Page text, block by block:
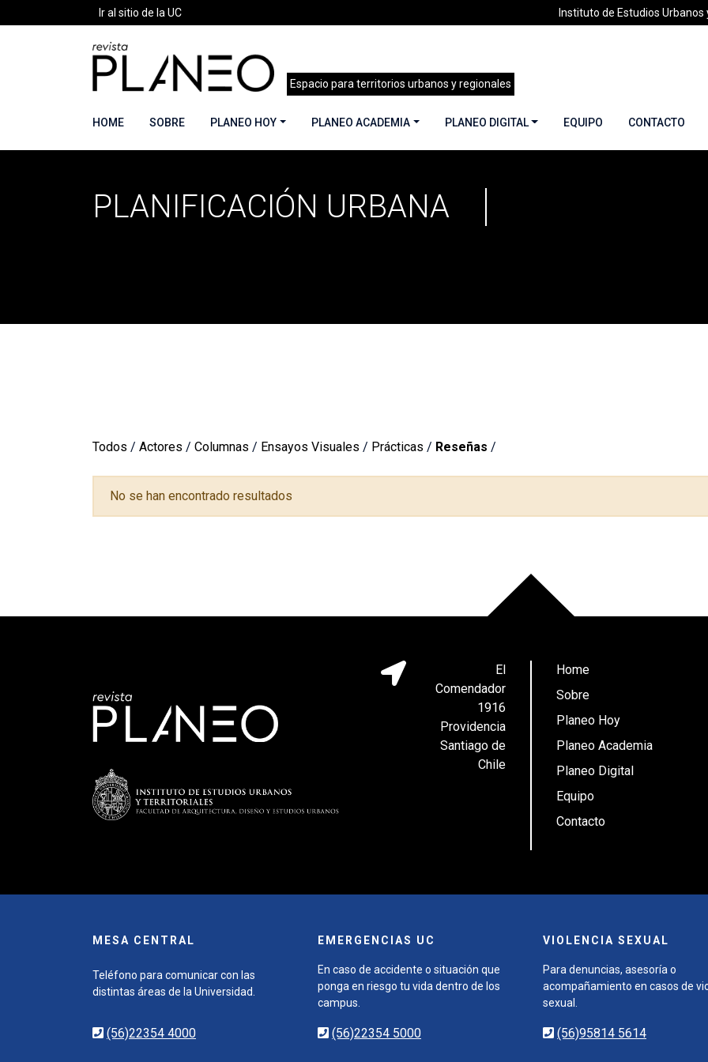
Ir al sitio de la UC Instituto de Estudios Urbanos
Espacio para territorios urbanos y regionales
HOME SOBRE PLANEO HOY PLANEO ACADEMIA PLANEO DIGITAL EQUIPO CONTACTO
Portada » Planificación Urbana
PLANIFICACIÓN URBANA
Todos / Actores / Columnas / Ensayos Visuales / Prácticas / Reseñas /
No se han encontrado resultados
El
Comendador
1916
Providencia
Santiago de
Chile
Home
Sobre
Planeo Hoy
Planeo Academia
Planeo Digital
Equipo
Contacto
MESA CENTRAL
Teléfono para comunicar con las
distintas áreas de la Universidad.
(56)22354 4000
EMERGENCIAS UC
En caso de accidente o situación que
ponga en riesgo tu vida dentro de los
campus.
(56)22354 5000
VIOLENCIA SEXUAL
Para denuncias, asesoría o
acompañamiento en casos de
sexual.
(56)95814 5614